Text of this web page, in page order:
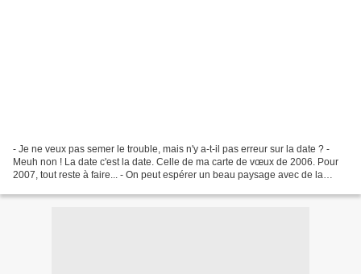
- Je ne veux pas semer le trouble, mais n'y a-t-il pas erreur sur la date ? -
Meuh non ! La date c'est la date. Celle de ma carte de vœux de 2006. Pour
2007, tout reste à faire... - On peut espérer un beau paysage avec de la